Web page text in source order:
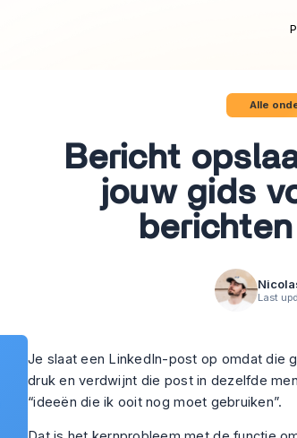
Alle
Bericht
jouw gids
Last
Je slaat een LinkedIn-post op omdat die
druk en verdwijnt die post in dezelfde
“ideeën die ik ooit nog moet gebruiken”.